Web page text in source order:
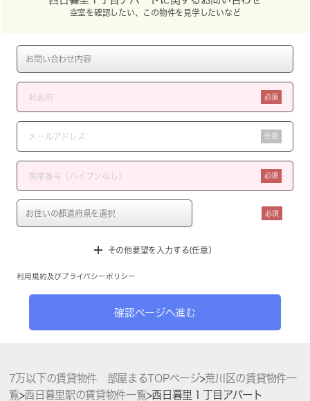
空室を確認したい、この物件を見学したいなど
必須
任意
必須
必須
その他要望を入力する(任意）
利用規約 及び プライバシーポリシー
確認ページへ進む
7万以下の賃貸物件 部屋まるTOPページ>荒川区の賃貸物件一
覧>西日暮里駅の賃貸物件一覧>西日暮里１丁目アパート